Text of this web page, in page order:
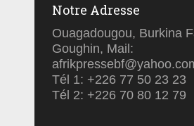
Notre Adresse
Ouagadougou, Burkina
Goughin, Mail:
Tél 1: +226 77 50 23 23
Tél 2: +226 70 80 12 79